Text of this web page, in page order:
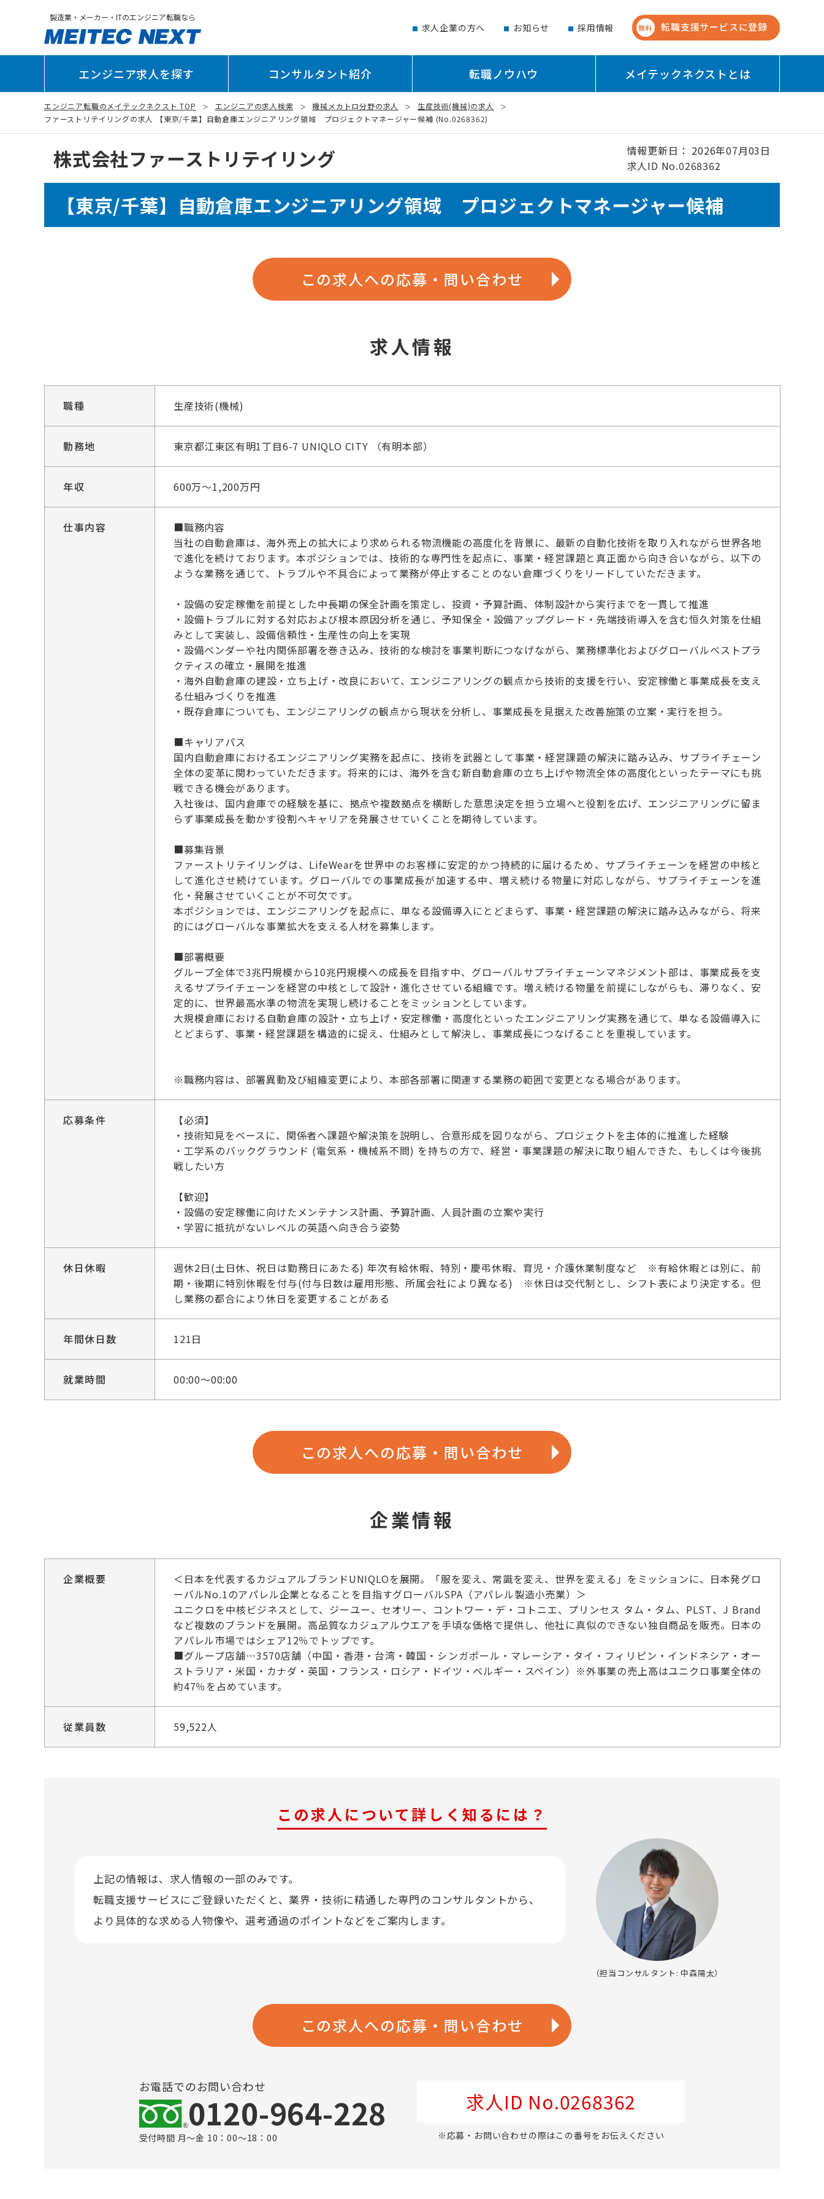
製造業・メーカー・ITのエンジニア転職なら
求人企業の方へ お知らせ 採用情報 無料 転職支援サービスに登録
エンジニア求人を探す コンサルタント紹介 転職ノウハウ メイテックネクストとは
エンジニア転職のメイテックネクスト TOP エンジニアの求人検索 機械メカトロ分野の求人
生産技術(機械)の求人
ファーストリテイリングの求人 【東京/千葉】自動倉庫エンジニアリング領域 プロジェクトマネージャー候補 (No.0268362)
株式会社ファーストリテイリング
情報更新日： 2026年07月03日
求人ID No.0268362
【東京/千葉】自動倉庫エンジニアリング領域 プロジェクトマネージャー候補
この求人への応募・問い合わせ
求人情報
職種 生産技術(機械)
勤務地 東京都江東区有明1丁目6-7 UNIQLO CITY （有明本部）
年収 600万～1,200万円
仕事内容
■職務内容
当社の自動倉庫は、海外売上の拡大により求められる物流機能の高度化を背景に、最新の自動化技術を取り入れながら世界各地
で進化を続けております。本ポジションでは、技術的な専門性を起点に、事業・経営課題と真正面から向き合いながら、以下の
ような業務を通じて、トラブルや不具合によって業務が停止することのない倉庫づくりをリードしていただきます。
・設備の安定稼働を前提とした中長期の保全計画を策定し、投資・予算計画、体制設計から実行までを一貫して推進
・設備トラブルに対する対応および根本原因分析を通じ、予知保全・設備アップグレード・先端技術導入を含む恒久対策を仕組
みとして実装し、設備信頼性・生産性の向上を実現
・設備ベンダーや社内関係部署を巻き込み、技術的な検討を事業判断につなげながら、業務標準化およびグローバルベストプラ
クティスの確立・展開を推進
・海外自動倉庫の建設・立ち上げ・改良において、エンジニアリングの観点から技術的支援を行い、安定稼働と事業成長を支え
る仕組みづくりを推進
・既存倉庫についても、エンジニアリングの観点から現状を分析し、事業成長を見据えた改善施策の立案・実行を担う。
■キャリアパス
国内自動倉庫におけるエンジニアリング実務を起点に、技術を武器として事業・経営課題の解決に踏み込み、サプライチェーン
全体の変革に関わっていただきます。将来的には、海外を含む新自動倉庫の立ち上げや物流全体の高度化といったテーマにも挑
戦できる機会があります。
入社後は、国内倉庫での経験を基に、拠点や複数拠点を横断した意思決定を担う立場へと役割を広げ、エンジニアリングに留ま
らず事業成長を動かす役割へキャリアを発展させていくことを期待しています。
■募集背景
ファーストリテイリングは、LifeWearを世界中のお客様に安定的かつ持続的に届けるため、サプライチェーンを経営の中核と
して進化させ続けています。グローバルでの事業成長が加速する中、増え続ける物量に対応しながら、サプライチェーンを進
化・発展させていくことが不可欠です。
本ポジションでは、エンジニアリングを起点に、単なる設備導入にとどまらず、事業・経営課題の解決に踏み込みながら、将来
的にはグローバルな事業拡大を支える人材を募集します。
■部署概要
グループ全体で3兆円規模から10兆円規模への成長を目指す中、グローバルサプライチェーンマネジメント部は、事業成長を支
えるサプライチェーンを経営の中核として設計・進化させている組織です。増え続ける物量を前提にしながらも、滞りなく、安
定的に、世界最高水準の物流を実現し続けることをミッションとしています。
大規模倉庫における自動倉庫の設計・立ち上げ・安定稼働・高度化といったエンジニアリング実務を通じて、単なる設備導入に
とどまらず、事業・経営課題を構造的に捉え、仕組みとして解決し、事業成長につなげることを重視しています。
※職務内容は、部署異動及び組織変更により、本部各部署に関連する業務の範囲で変更となる場合があります。
応募条件
【必須】
・技術知見をベースに、関係者へ課題や解決策を説明し、合意形成を図りながら、プロジェクトを主体的に推進した経験
・工学系のバックグラウンド (電気系・機械系不問) を持ちの方で、経営・事業課題の解決に取り組んできた、もしくは今後挑
戦したい方
【歓迎】
・設備の安定稼働に向けたメンテナンス計画、予算計画、人員計画の立案や実行
・学習に抵抗がないレベルの英語へ向き合う姿勢
休日休暇
週休2日(土日休、祝日は勤務日にあたる) 年次有給休暇、特別・慶弔休暇、育児・介護休業制度など ※有給休暇とは別に、前
期・後期に特別休暇を付与(付与日数は雇用形態、所属会社により異なる) ※休日は交代制とし、シフト表により決定する。但
し業務の都合により休日を変更することがある
年間休日数 121日
就業時間 00:00～00:00
この求人への応募・問い合わせ
企業情報
企業概要
＜日本を代表するカジュアルブランドUNIQLOを展開。「服を変え、常識を変え、世界を変える」をミッションに、日本発グロ
ーバルNo.1のアパレル企業となることを目指すグローバルSPA（アパレル製造小売業）＞
ユニクロを中核ビジネスとして、ジーユー、セオリー、コントワー・デ・コトニエ、プリンセス タム・タム、PLST、J Brand
など複数のブランドを展開。高品質なカジュアルウエアを手頃な価格で提供し、他社に真似のできない独自商品を販売。日本の
アパレル市場ではシェア12％でトップです。
■グループ店舗…3570店舗（中国・香港・台湾・韓国・シンガポール・マレーシア・タイ・フィリピン・インドネシア・オー
ストラリア・米国・カナダ・英国・フランス・ロシア・ドイツ・ベルギー・スペイン）※外事業の売上高はユニクロ事業全体の
約47％を占めています。
従業員数 59,522人
この求人について詳しく知るには？
上記の情報は、求人情報の一部のみです。
転職支援サービスにご登録いただくと、業界・技術に精通した専門のコンサルタントから、
より具体的な求める人物像や、選考通過のポイントなどをご案内します。
（担当コンサルタント: 中森陽太）
この求人への応募・問い合わせ
お電話でのお問い合わせ
0120-964-228
受付時間 月～金 10：00～18：00
求人ID No.0268362
※応募・お問い合わせの際はこの番号をお伝えください